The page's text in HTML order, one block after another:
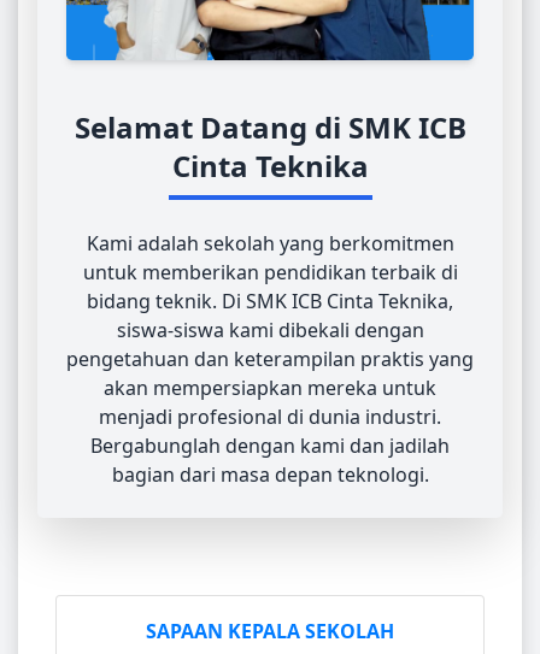
Selamat Datang di SMK ICB
Cinta Teknika
Kami adalah sekolah yang berkomitmen
untuk memberikan pendidikan terbaik di
bidang teknik. Di SMK ICB Cinta Teknika,
siswa-siswa kami dibekali dengan
pengetahuan dan keterampilan praktis yang
akan mempersiapkan mereka untuk
menjadi profesional di dunia industri.
Bergabunglah dengan kami dan jadilah
bagian dari masa depan teknologi.
SAPAAN KEPALA SEKOLAH